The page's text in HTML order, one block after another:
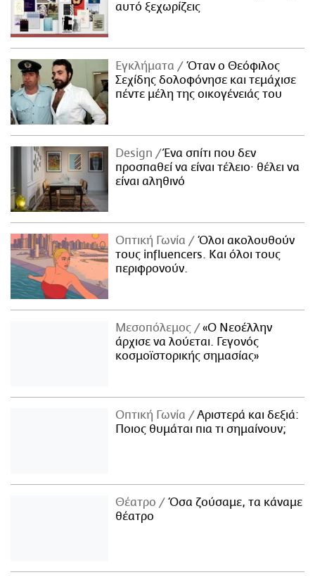
αυτό ξεχωρίζεις
Εγκλήματα
Όταν ο Θεόφιλος
Σεχίδης δολοφόνησε και τεμάχισε
πέντε μέλη της οικογένειάς του
Design
Ένα σπίτι που δεν
προσπαθεί να είναι τέλειο· θέλει να
είναι αληθινό
Οπτική Γωνία
Όλοι ακολουθούν
τους influencers. Και όλοι τους
περιφρονούν.
Μεσοπόλεμος
«Ο Νεοέλλην
άρχισε να λούεται. Γεγονός
κοσμοϊστορικής σημασίας»
Οπτική Γωνία
Αριστερά και δεξιά:
Ποιος θυμάται πια τι σημαίνουν;
Θέατρο
Όσα ζούσαμε, τα κάναμε
θέατρο